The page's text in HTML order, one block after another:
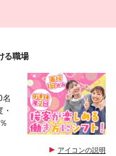
業手当：2万2,800円～3
じます。 ※試用期間中の
る職場
名
アイコンの説明